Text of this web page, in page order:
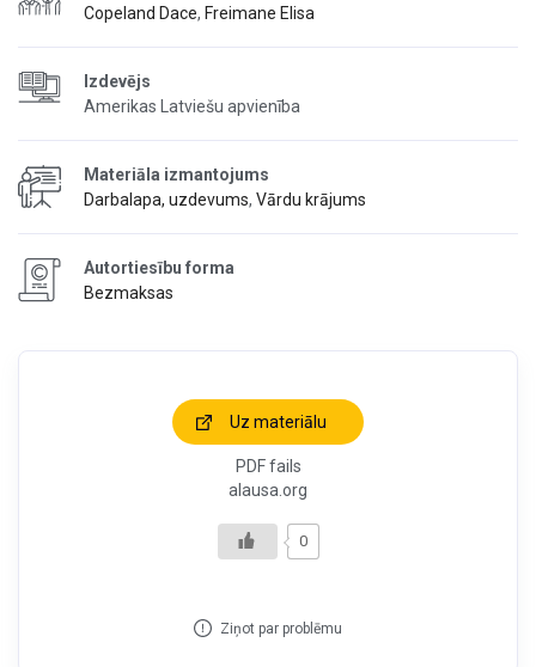
Copeland Dace, Freimane Elisa
Izdevējs
Amerikas Latviešu apvienība
Materiāla izmantojums
Darbalapa, uzdevums, Vārdu krājums
Autortiesību forma
Bezmaksas
Uz materiālu
PDF fails
alausa.org
0
Ziņot par problēmu